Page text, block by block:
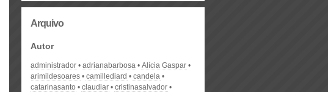
Arquivo
Autor
administrador adrianabarbosa
Alícia Gaspar
arimildesoares
camillediard
candela
catarinasanto
claudiar
cristinasalvador